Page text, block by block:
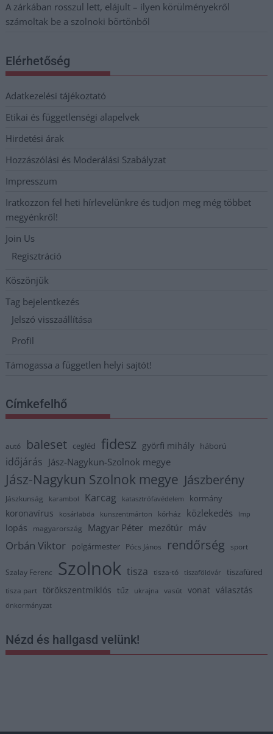
A zárkában rosszul lett, elájult – ilyen körülményekről
számoltak be a szolnoki börtönből
Elérhetőség
Adatkezelési tájékoztató
Etikai és függetlenségi alapelvek
Hirdetési árak
Hozzászólási és Moderálási Szabályzat
Impresszum
Iratkozzon fel heti hírlevelünkre és tudjon meg még többet
megyénkről!
Join Us
Regisztráció
Köszönjük
Tag bejelentkezés
Jelszó visszaállítása
Profil
Támogassa a független helyi sajtót!
Címkefelhő
autó baleset cegléd fidesz györfi mihály háború
időjárás Jász-Nagykun-Szolnok megye
Jász-Nagykun Szolnok megye Jászberény
Jászkunság karambol Karcag katasztrófavédelem kormány
koronavírus kosárlabda kunszentmárton kórház közlekedés lmp
lopás magyarország Magyar Péter mezőtúr máv
Orbán Viktor polgármester Pócs János rendőrség sport
Szalay Ferenc Szolnok tisza tisza-tó tiszaföldvár tiszafüred
tisza part törökszentmiklós tűz ukrajna vasút vonat választás
önkormányzat
Nézd és hallgasd velünk!